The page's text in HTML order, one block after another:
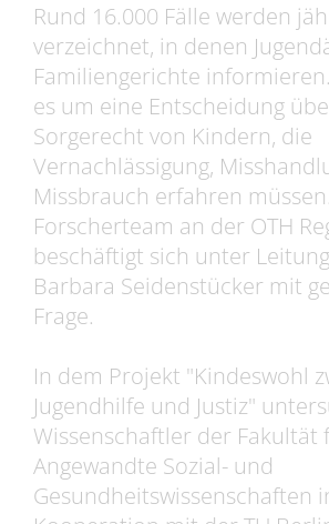
Rund 16.000 Fälle werden
verzeichnet, in denen
Familiengerichte
es um eine Entscheidung
Sorgerecht von Kindern, die
Vernachlässigung,
Missbrauch erfahren
Forscherteam an der OTH
beschäftigt sich unter
Barbara Seidenstücker mit
Frage.
In dem Projekt "Kindeswohl
Jugendhilfe und Justiz"
Wissenschaftler der Fakultät
Angewandte Sozial- und
Gesundheitswissenschaften